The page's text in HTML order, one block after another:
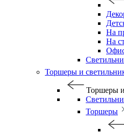
На
На
Торшеры и
Торшеры
Торшеры